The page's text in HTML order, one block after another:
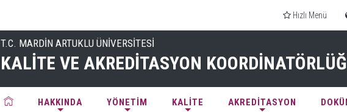
Hızlı Menü
T.C. MARDİN ARTUKLU ÜNİVERSİTESİ
KALİTE VE AKREDİTASYON
HAKKINDA YÖNETİM KALİTE AKREDİTASYON